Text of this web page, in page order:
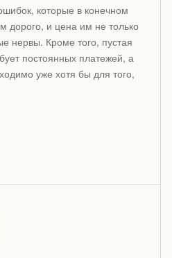
которые в конечном
дорого, и цена им не только
нервы. Кроме того, пустая
постоянных платежей, а
уже хотя бы для того,